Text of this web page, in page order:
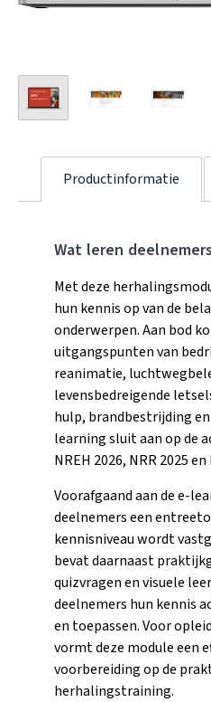
Productinformatie
Wat leren
Met deze
hun kennis op van de
onderwerpen. Aan bod
uitgangspunten van
reanimatie,
levensbedreigende
hulp, brandbestrijding
learning sluit aan op de
NREH 2026, NRR 2025 en
Voorafgaand aan de e-
deelnemers een
kennisniveau wordt
bevat daarnaast
quizvragen en visuele
deelnemers hun kennis
en toepassen. Voor
vormt deze module een
voorbereiding op de
herhalingstraining.